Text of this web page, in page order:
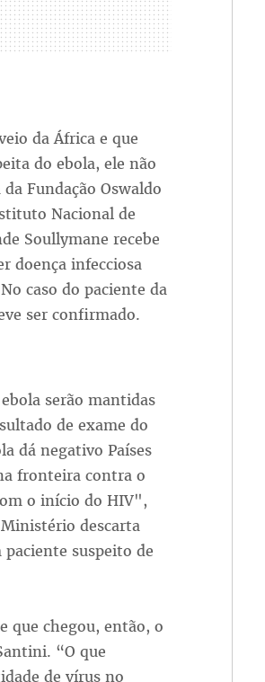
da África e que
do ebola, ele não
Fundação Oswaldo
Nacional de
Soullymane recebe
doença infecciosa
caso do paciente da
ser confirmado.
serão mantidas
de exame do
dá negativo Países
fronteira contra o
o início do HIV",
descarta
suspeito de
que chegou, então, o
“O que
de vírus no